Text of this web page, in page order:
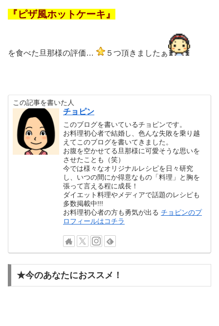
『ピザ風ホットケーキ』
を食べた旦那様の評価… ５つ頂きましたぁ
この記事を書いた人
チョピン
このブログを書いているチョピンです。
お料理初心者で結婚し、色んな失敗を乗り越
えてこのブログを書いてきました。
お腹を空かせてる旦那様に可愛そうな思いを
させたことも（笑）
今では様々なオリジナルレシピを日々研究
し、いつの間にか得意なもの「料理」と胸を
張って言える程に成長！
ダイエット料理やメディアで話題のレシピも
多数掲載中!!!
お料理初心者の方も勇気が出るチョピンのプ
ロフィールはコチラ
★今のあなたにおススメ！